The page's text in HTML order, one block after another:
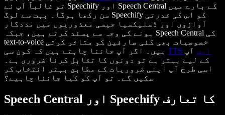
تو غالباً آپ نے Speechify اور Speech Central کے بارے میں
سن رکھا ہوگا۔ بہت سے لوگ Speechify کو اس کی قدرتی
آوازوں اور ڈسلیکسیا جیسی معذوریوں میں مددگار
ہونے کی وجہ سے پسند کرتے ہیں، جبکہ Speech Central کی
text-to-voice خصوصیات بھی کئی صارفین کو متاثر کرتی
TTS ایپ آپ
کے لیے بہتر ہے تو دونوں کا تقابل کرنا ضروری ہے۔
اسی طرح آپ اپنی ضروریات کے مطابق بہتر انتخاب کر
سکیں گے۔ تو آپ کو کیا جاننا چاہیے؟
Speech Central اور Speechify کا تعارف